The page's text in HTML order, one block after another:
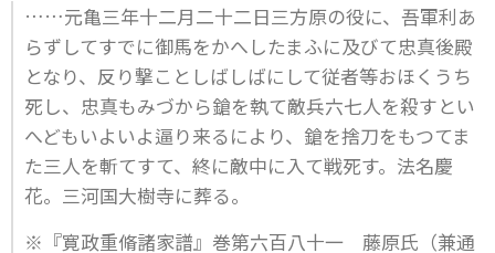
……元亀三年十二月二十二日三方原の役に、吾軍利あ
らずしてすでに御馬をかへしたまふに及びて忠真後殿
となり、反り撃ことしばしばにして従者等おほくうち
死し、忠真もみづから鎗を執て敵兵六七人を殺すとい
へどもいよいよ逼り来るにより、鎗を捨刀をもつてま
た三人を斬てすて、終に敵中に入て戦死す。法名慶
花。三河国大樹寺に葬る。
※『寛政重脩諸家譜』巻第六百八十一 藤原氏（兼通